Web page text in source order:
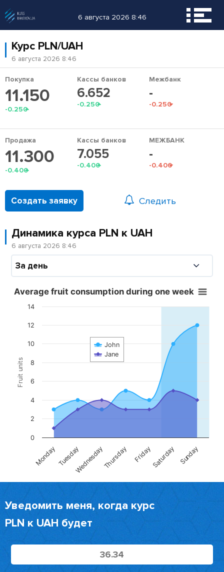
6 августа 2026 8:46
Курс PLN/UAH
6 августа 2026 8:46
Покупка
11.150
-0.250
Кассы банков
6.652
-0.250
Межбанк
-
-0.250
Продажа
11.300
-0.400
Кассы банков
7.055
-0.400
МЕЖБАНК
-
-0.400
Создать заявку Следить
Динамика курса PLN к UAH
6 августа 2026 8:46
Fruit units
Average fruit consumption during one week
John
Jane
MondayTuesdayWednesdayThursday FridaySaturday Sunday
0
2
4
6
8
10
12
14
Уведомить меня, когда курс
PLN к UAH будет